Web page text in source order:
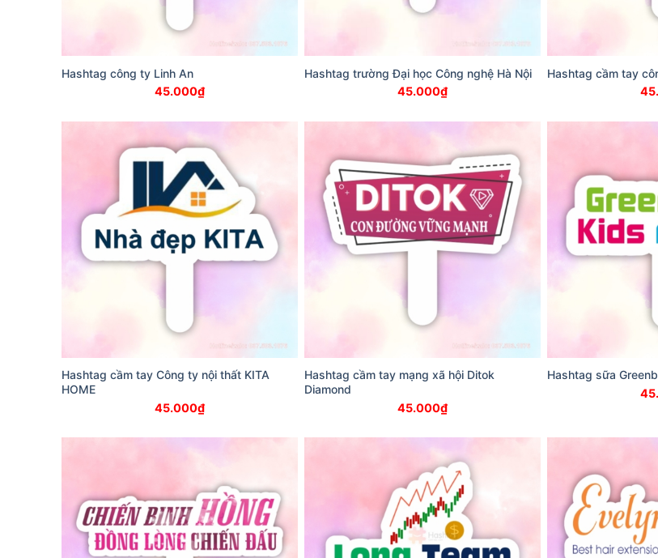
Hashtag công ty Linh An
45.000₫
Hashtag trường Đại học Công nghệ Hà Nội
45.000₫
Hashtag cầm tay
Hashtag cầm tay Công ty nội thất KITA
HOME
45.000₫
Hashtag cầm tay mạng xã hội Ditok
Diamond
45.000₫
Hashtag sữa